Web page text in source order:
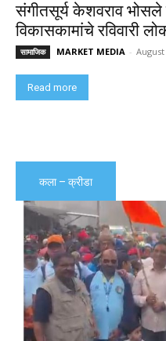
संगीतसूर्य केशवराव भोसले
विकासकामांचे रविवारी
सामाजिक MARKET MEDIA - August
Read more
कला – क्रीडा